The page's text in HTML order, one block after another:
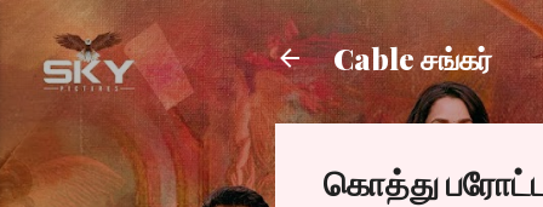
Cable சங்கர்
கொத்து